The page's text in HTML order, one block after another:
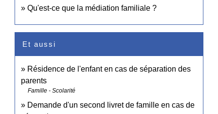
Qu'est-ce que la médiation familiale ?
Et aussi
Résidence de l'enfant en cas de séparation des
parents
Famille - Scolarité
Demande d'un second livret de famille en cas de